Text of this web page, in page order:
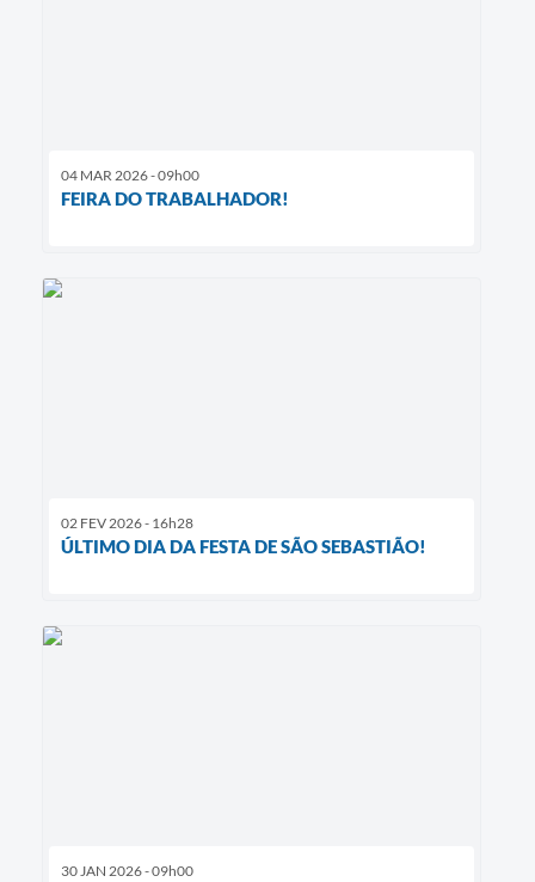
04 MAR 2026 - 09h00
FEIRA DO TRABALHADOR!
02 FEV 2026 - 16h28
ÚLTIMO DIA DA FESTA DE SÃO SEBASTIÃO!
30 JAN 2026 - 09h00